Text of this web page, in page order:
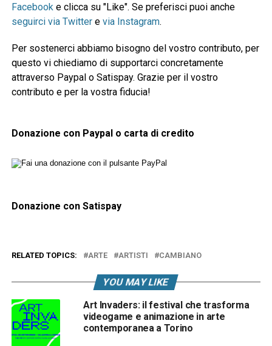
Facebook e clicca su "Like". Se preferisci puoi anche
seguirci via Twittere via Instagram.
Per sostenerci abbiamo bisogno del vostro contributo, per
questo vi chiediamo di supportarci concretamente
attraverso Paypal o Satispay. Grazie per il vostro
contributo e per la vostra fiducia!
Donazione con Paypal o carta di credito
Donazione con Satispay
RELATED TOPICS: ARTE ARTISTI CAMBIANO
YOU MAY LIKE
Art Invaders: il festival che trasforma
videogame e animazione in arte
contemporanea a Torino